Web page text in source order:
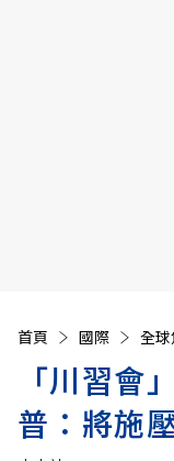
首頁 國際 全
「川習會
普：將施